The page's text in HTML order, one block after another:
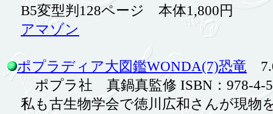
B5変型判128ページ 本体1,800円
アマゾン
ポプラディア大図鑑WONDA(7)恐竜
ポプラ社 真鍋真監修 ISBN：978-4-
私も古生物学会で徳川広和さんが現物